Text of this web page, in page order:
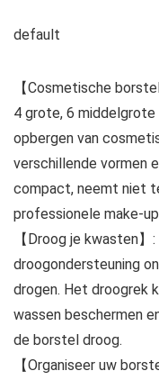
default
【Cosmetische
4 grote, 6
opbergen van
verschillende vormen
compact, neemt niet
professionele make-
【Droog je kwasten
droogondersteuning
drogen. Het droogrek
wassen beschermen
de borstel droog.
【Organiseer uw